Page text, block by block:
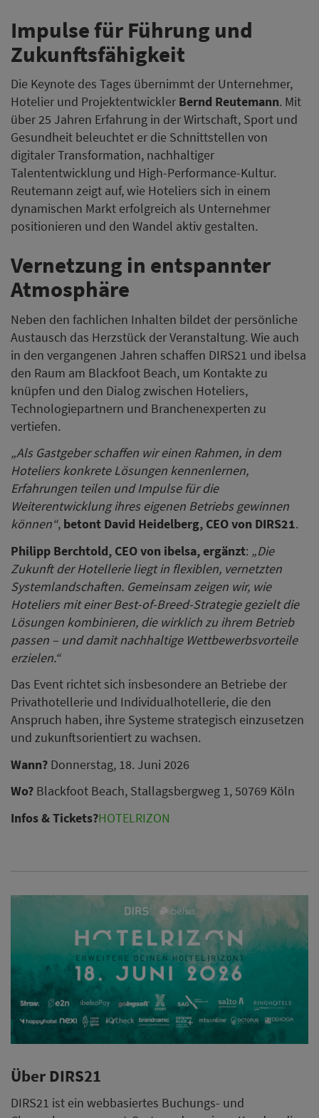
Impulse für Führung und
Zukunftsfähigkeit
Die Keynote des Tages übernimmt der Unternehmer,
Hotelier und Projektentwickler Bernd Reutemann. Mit
über 25 Jahren Erfahrung in der Wirtschaft, Sport und
Gesundheit beleuchtet er die Schnittstellen von
digitaler Transformation, nachhaltiger
Talententwicklung und High-Performance-Kultur.
Reutemann zeigt auf, wie Hoteliers sich in einem
dynamischen Markt erfolgreich als Unternehmer
positionieren und den Wandel aktiv gestalten.
Vernetzung in entspannter
Atmosphäre
Neben den fachlichen Inhalten bildet der persönliche
Austausch das Herzstück der Veranstaltung. Wie auch
in den vergangenen Jahren schaffen DIRS21 und ibelsa
den Raum am Blackfoot Beach, um Kontakte zu
knüpfen und den Dialog zwischen Hoteliers,
Technologiepartnern und Branchenexperten zu
vertiefen.
„Als Gastgeber schaffen wir einen Rahmen, in dem
Hoteliers konkrete Lösungen kennenlernen,
Erfahrungen teilen und Impulse für die
Weiterentwicklung ihres eigenen Betriebs gewinnen
können“, betont David Heidelberg, CEO von DIRS21.
Philipp Berchtold, CEO von ibelsa, ergänzt: „Die
Zukunft der Hotellerie liegt in flexiblen, vernetzten
Systemlandschaften. Gemeinsam zeigen wir, wie
Hoteliers mit einer Best-of-Breed-Strategie gezielt die
Lösungen kombinieren, die wirklich zu ihrem Betrieb
passen – und damit nachhaltige Wettbewerbsvorteile
erzielen.“
Das Event richtet sich insbesondere an Betriebe der
Privathotellerie und Individualhotellerie, die den
Anspruch haben, ihre Systeme strategisch einzusetzen
und zukunftsorientiert zu wachsen.
Wann? Donnerstag, 18. Juni 2026
Wo? Blackfoot Beach, Stallagsbergweg 1, 50769 Köln
Infos & Tickets?HOTELRIZON
Über DIRS21
DIRS21 ist ein webbasiertes Buchungs- und